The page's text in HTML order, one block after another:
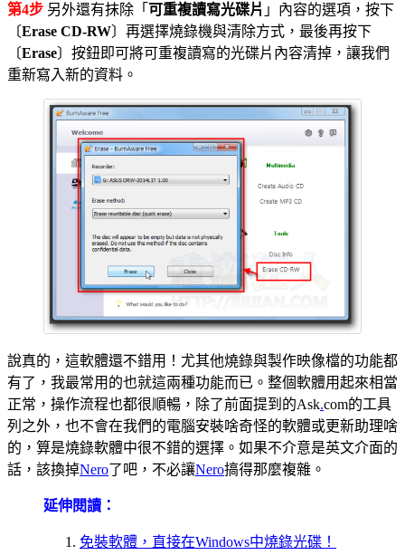
第4步 另外還有抹除「 可重複讀寫光碟片 」內容的選項，按下
〔Erase CD-RW〕再選擇燒錄機與清除方式，最後再按下
〔Erase〕按鈕即可將可重複讀寫的光碟片內容清掉，讓我們
重新寫入新的資料。
說真的，這軟體還不錯用！尤其他燒錄與製作映像檔的功能都
有了，我最常用的也就這兩種功能而已。整個軟體用起來相當
正常，操作流程也都很順暢，除了前面提到的Ask.com的工具
列之外，也不會在我們的電腦安裝啥奇怪的軟體或更新助理啥
的，算是燒錄軟體中很不錯的選擇。如果不介意是英文介面的
話，該換掉Nero了吧，不必讓Nero搞得那麼複雜。
延伸閱讀：
免裝軟體，直接在Windows中燒錄光碟！